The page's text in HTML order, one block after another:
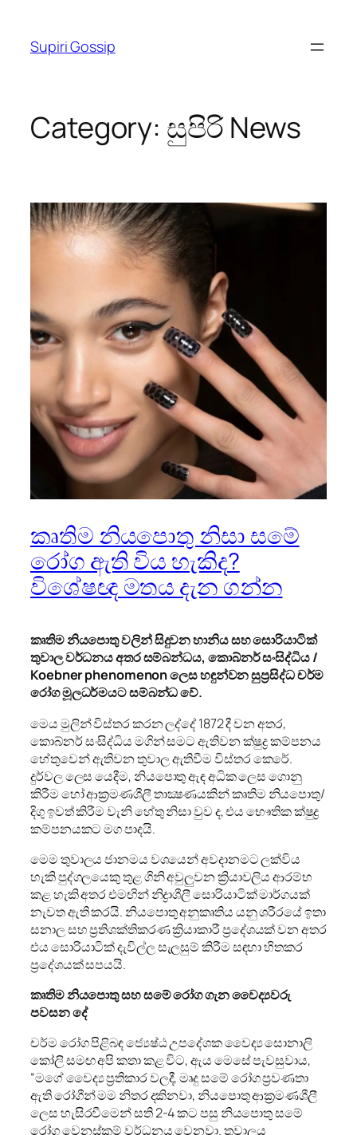
content
Supiri Gossip
Category: සුපිරි News
කෘතිම නියපොතු නිසා සමේ
රෝග ඇති විය හැකිද?
විශේෂඥ මතය දැන ගන්න
කෘතිම නියපොතු වලින් සිදුවන හානිය සහ සොරියාටික්
තුවාල වර්ධනය අතර සම්බන්ධය, කොබ්නර් සංසිද්ධිය /
Koebner phenomenonලෙස හඳුන්වන සුප්‍රසිද්ධ චර්ම
රෝග මූලධර්මයට සම්බන්ධ වේ.
මෙය මුලින් විස්තර කරන ලද්දේ 1872 දී වන අතර,
කොබ්නර් සංසිද්ධිය මගින් සමට ඇතිවන ක්ෂුද්‍ර කම්පනය
හේතුවෙන් ඇතිවන තුවාල ඇතිවීම විස්තර කෙරේ.
දුර්වල ලෙස යෙදීම, නියපොතු ඇඳ අධික ලෙස ගොනු
කිරීම හෝ ආක්‍රමණශීලී තාක්‍ෂණයකින් කෘතිම නියපොතු/
දිගු ඉවත් කිරීම වැනි හේතු නිසා වුව ද, එය භෞතික ක්ෂුද්‍ර
කම්පනයකට මග පාදයි.
මෙම තුවාලය ජානමය වශයෙන් අවදානමට ලක්විය
හැකි පුද්ගලයෙකු තුළ ගිනි අවුලුවන ක්‍රියාවලිය ආරම්භ
කළ හැකි අතර එමඟින් නිද්‍රාශීලී සොරියාටික් මාර්ගයක්
නැවත ඇති කරයි. නියපොතු අනුකෘතිය යනු ශරීරයේ ඉතා
සනාල සහ ප්‍රතිශක්තිකරණ ක්‍රියාකාරී ප්‍රදේශයක් වන අතර
එය සොරියාටික් දැවිල්ල සැලසුම් කිරීම සඳහා හිතකර
ප්‍රදේශයක් සපයයි.
කෘතිම නියපොතු සහ සමේ රෝග ගැන වෛද්‍යවරු
පවසන දේ
චර්ම රෝග පිළිබඳ ජ්‍යෙෂ්ඨ උපදේශක වෛද්‍ය සොනාලි
කෝලි සමඟ අපි කතා කළ විට, ඇය මෙසේ පැවසුවාය,
“මගේ වෛද්‍ය ප්‍රතිකාර වලදී, මෘදු සමේ රෝග ප්‍රවණතා
ඇති රෝගීන් මම නිතර දකිනවා, නියපොතු ආක්‍රමණශීලී
ලෙස හැසිරවීමෙන් සති 2-4 කට පසු නියපොතු සමේ
රෝග වෙනස්කම් වර්ධනය වෙනවා. තුවාලය